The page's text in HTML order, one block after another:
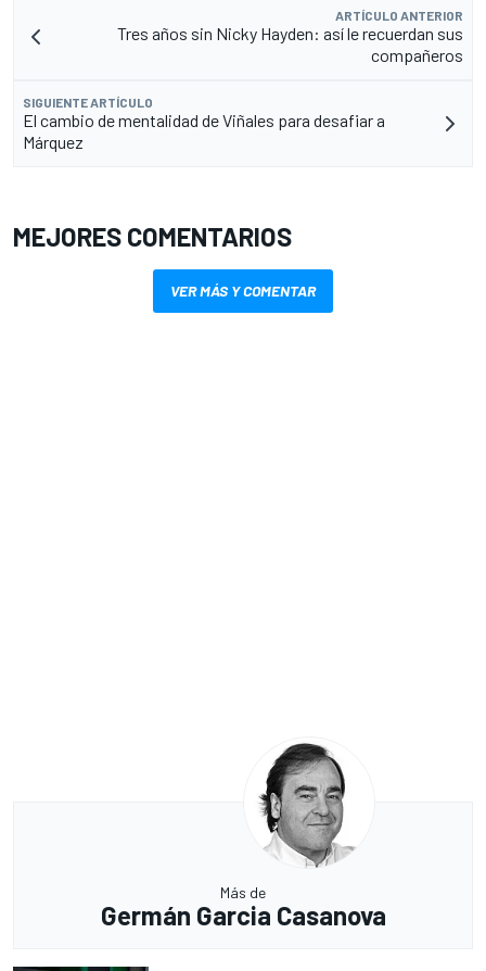
ARTÍCULO ANTERIOR
Tres años sin Nicky Hayden: así le recuerdan sus
compañeros
SIGUIENTE ARTÍCULO
El cambio de mentalidad de Viñales para desafiar a
Márquez
MEJORES COMENTARIOS
VER MÁS Y COMENTAR
Más de
Germán Garcia Casanova